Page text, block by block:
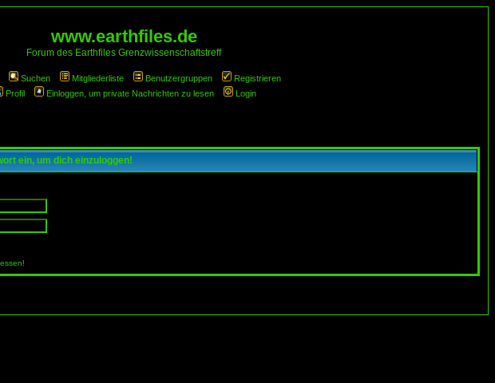
www.earthfiles.de
Forum des Earthfiles Grenzwissenschaftstreff
Suchen Mitgliederliste Benutzergruppen
Registrieren
Profil
Einloggen, um private Nachrichten zu lesen Login
ein, um dich einzuloggen!